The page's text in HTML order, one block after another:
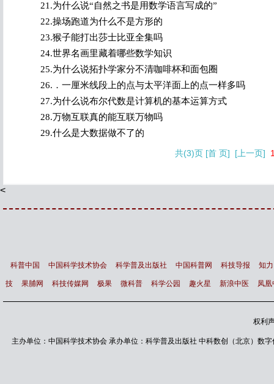
21.为什么说“自然之书是用数学语言写成的”
22.操场跑道为什么不是方形的
23.猴子能打出莎士比亚全集吗
24.世界名画里藏着哪些数学知识
25.为什么说拓扑学家分不清咖啡杯和面包圈
26.．一厘米线段上的点与太平洋面上的点一样多吗
27.为什么说布尔代数是计算机的基本运算方式
28.万物互联真的能互联万物吗
29.什么是大数据做不了的
共(3)页 [首 页] [上一页]
<
科普中国 中国科学技术协会 科学普及出版社 中国科普网 科技导报 知
技 果脯网 科技传媒网 极果 微科普 科学公园 趣火星 新浪中医 凤凰
权利
主办单位：中国科学技术协会 承办单位：科学普及出版社 中科数创（北京）数